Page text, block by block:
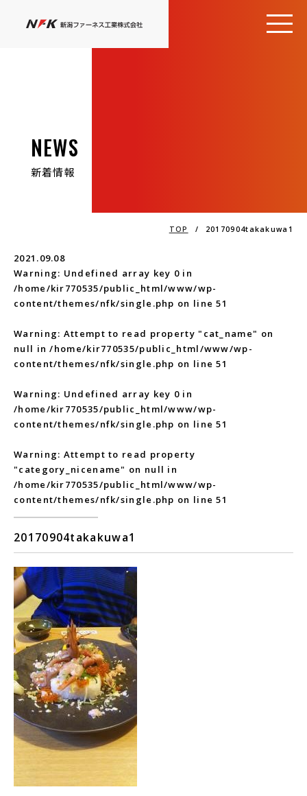
NEWS
新着情報
TOP / 20170904takakuwa1
2021.09.08
Warning: Undefined array key 0 in
/home/kir770535/public_html/www/wp-
content/themes/nfk/single.php on line51
Warning: Attempt to read property "cat_name" on
null in/home/kir770535/public_html/www/wp-
content/themes/nfk/single.php on line51
Warning: Undefined array key 0 in
/home/kir770535/public_html/www/wp-
content/themes/nfk/single.php on line51
Warning: Attempt to read property
"category_nicename" on null in
/home/kir770535/public_html/www/wp-
content/themes/nfk/single.php on line51
20170904takakuwa1